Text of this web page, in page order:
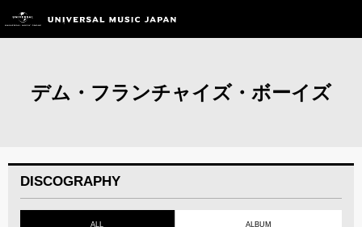
デム・フランチャイズ・ボーイズ
DISCOGRAPHY
ALL ALBUM